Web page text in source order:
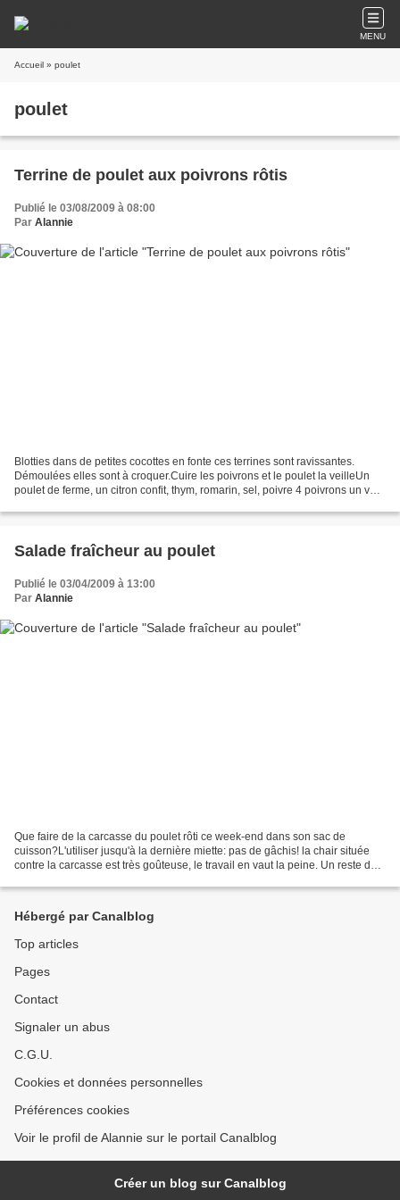
MENU
Accueil » poulet
poulet
Terrine de poulet aux poivrons rôtis
Publié le 03/08/2009 à 08:00
Par Alannie
Blotties dans de petites cocottes en fonte ces terrines sont ravissantes.
Démoulées elles sont à croquer.Cuire les poivrons et le poulet la veilleUn
poulet de ferme, un citron confit, thym, romarin, sel, poivre 4 poivrons un vert
Salade fraîcheur au poulet
Publié le 03/04/2009 à 13:00
Par Alannie
Que faire de la carcasse du poulet rôti ce week-end dans son sac de
cuisson?L'utiliser jusqu'à la dernière miette: pas de gâchis! la chair située
contre la carcasse est très goûteuse, le travail en vaut la peine. Un reste de
Hébergé par Canalblog
Top articles
Pages
Contact
Signaler un abus
C.G.U.
Cookies et données personnelles
Préférences cookies
Voir le profil de Alannie sur le portail Canalblog
Créer un blog sur Canalblog